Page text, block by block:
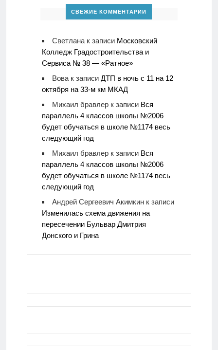
СВЕЖИЕ КОММЕНТАРИИ
Светланак записи Московский
Колледж Градостроительства и
Сервиса № 38 — «Ратное»
Вовак записи ДТП в ночь с 11 на 12
октября на 33-м км МКАД
Михаил бравлерк записи Вся
параллель 4 классов школы №2006
будет обучаться в школе №1174 весь
следующий год
Михаил бравлерк записи Вся
параллель 4 классов школы №2006
будет обучаться в школе №1174 весь
следующий год
Андрей Сергеевич Акимкинк записи
Изменилась схема движения на
пересечении Бульвар Дмитрия
Донского и Грина